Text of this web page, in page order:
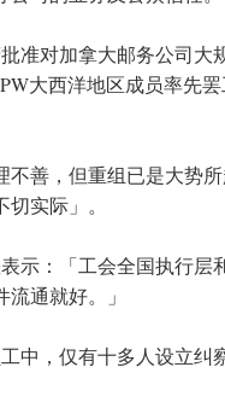
准对加拿大邮务公司大
大西洋地区成员率先
善，但重组已是大势
实际」。
示：「工会全国执行
通就好。」
中，仅有十多人设立纠